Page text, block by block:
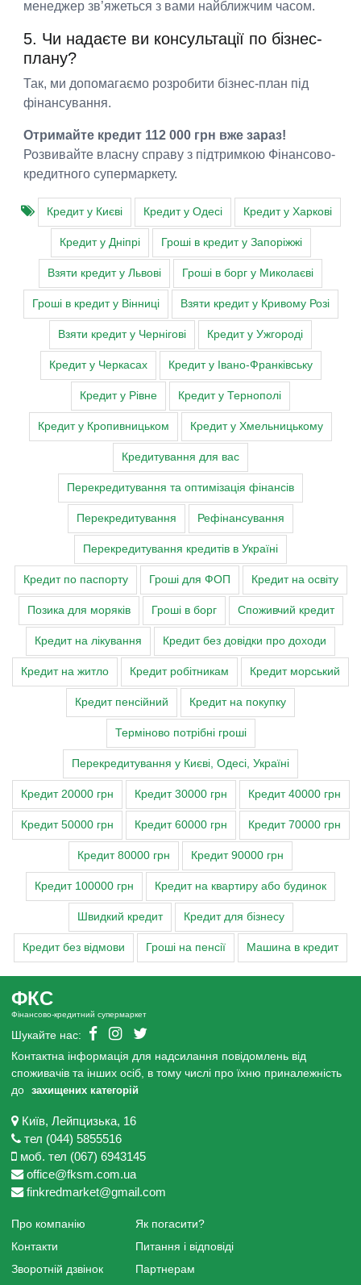
менеджер зв’яжеться з вами найближчим часом.
5. Чи надаєте ви консультації по бізнес-
плану?
Так, ми допомагаємо розробити бізнес-план під
фінансування.
Отримайте кредит 112 000 грн вже зараз!
Розвивайте власну справу з підтримкою Фінансово-
кредитного супермаркету.
Кредит у Києві Кредит у Одесі Кредит у Харкові
Кредит у Дніпрі Гроші в кредит у Запоріжжі
Взяти кредит у Львові Гроші в борг у Миколаєві
Гроші в кредит у Вінниці Взяти кредит у Кривому Розі
Взяти кредит у Чернігові Кредит у Ужгороді
Кредит у Черкасах Кредит у Івано-Франківську
Кредит у Рівне Кредит у Тернополі
Кредит у Кропивницьком Кредит у Хмельницькому
Кредитування для вас
Перекредитування та оптимізація фінансів
Перекредитування Рефінансування
Перекредитування кредитів в Україні
Кредит по паспорту Гроші для ФОП Кредит на освіту
Позика для моряків Гроші в борг Споживчий кредит
Кредит на лікування Кредит без довідки про доходи
Кредит на житло Кредит робітникам Кредит морський
Кредит пенсійний Кредит на покупку
Терміново потрібні гроші
Перекредитування у Києві, Одесі, Україні
Кредит 20000 грн Кредит 30000 грн Кредит 40000 грн
Кредит 50000 грн Кредит 60000 грн Кредит 70000 грн
Кредит 80000 грн Кредит 90000 грн
Кредит 100000 грн Кредит на квартиру або будинок
Швидкий кредит Кредит для бізнесу
Кредит без відмови Гроші на пенсії Машина в кредит
ФКС
Фінансово-кредитний супермаркет
Шукайте нас:
Контактна інформація для надсилання повідомлень від
споживачів та інших осіб, в тому числі про їхню приналежність
до
захищених категорій
Київ, Лейпцизька, 16
тел (044) 5855516
моб. тел (067) 6943145
office@fksm.com.ua
finkredmarket@gmail.com
Про компанію
Контакти
Зворотній дзвінок
Як погасити?
Питання і відповіді
Партнерам